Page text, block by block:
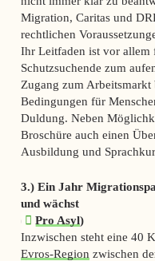
Migration, Caritas und
rechtlichen
Ihr Leitfaden ist vor allem
Schutzsuchende zum
Zugang zum Arbeitsmarkt
Bedingungen für
Duldung. Neben
Broschüre auch einen
Ausbildung und
3.) Ein Jahr
und wächst
(
Pro Asyl)
Inzwischen steht eine 40
Evros-Region zwischen